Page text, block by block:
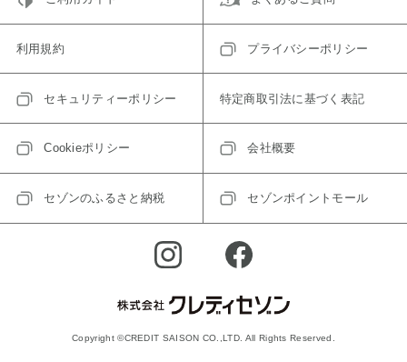
利用規約 プライバシーポリシー
セキュリティーポリシー 特定商取引法に基づく表記
Cookieポリシー 会社概要
セゾンのふるさと納税 セゾンポイントモール
Copyright ©CREDIT SAISON CO.,LTD. All Rights Reserved.